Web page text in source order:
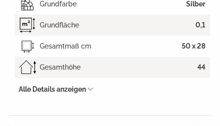
Grundfarbe Silber
Grundfläche 0,1
Gesamtmaß cm 50 x 28
Gesamthöhe 44
Alle Details anzeigen